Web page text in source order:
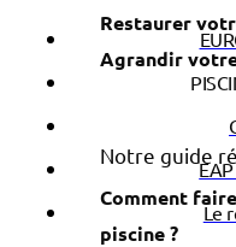
Restaurer
Agrandir
Notre guide
Comment
piscine ?
Le